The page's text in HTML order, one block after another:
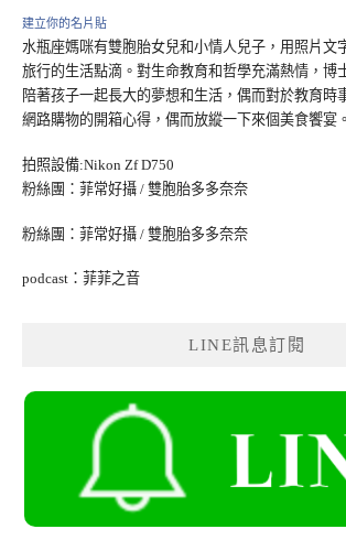
建立你的名片貼
水瓶座媽咪有雙胞胎女兒和小情人兒子，用照片文
旅行的生活點滴。對生命教育和哲學充滿熱情，博
陪著孩子一起長大的夢想和生活，偶而對於教育時
網路購物的開箱心得，偶而放縱一下來個美食饗宴。
拍照設備:Nikon Zf D750
粉絲團：菲常好攝 / 雙胞胎多多奈奈
粉絲團：菲常好攝 / 雙胞胎多多奈奈
podcast：菲菲之音
LINE訊息訂閱